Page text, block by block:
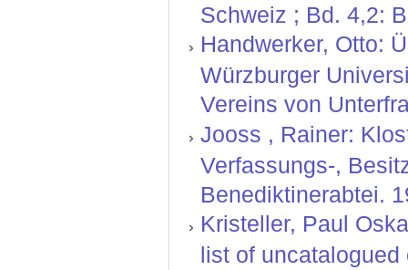
Schweiz ; Bd. 4,2:
Handwerker, Otto:
Würzburger
Vereins von
Jooss , Rainer:
Verfassungs-,
Benediktinerabtei.
Kristeller, Paul
list of